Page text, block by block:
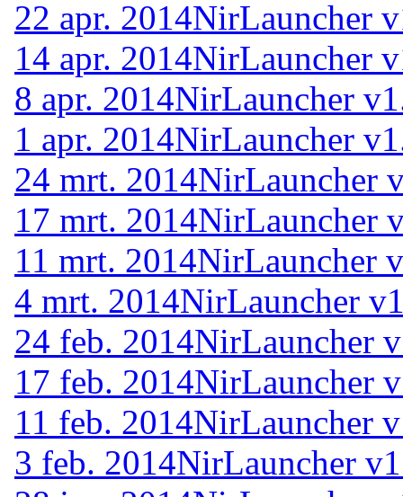
22 apr. 2014NirLauncher
14 apr. 2014NirLauncher
8 apr. 2014NirLauncher
1 apr. 2014NirLauncher
24 mrt. 2014NirLauncher
17 mrt. 2014NirLauncher
11 mrt. 2014NirLauncher
4 mrt. 2014NirLauncher
24 feb. 2014NirLauncher
17 feb. 2014NirLauncher
11 feb. 2014NirLauncher
3 feb. 2014NirLauncher